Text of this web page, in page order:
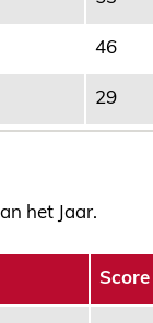
46
29
het Jaar.
Score